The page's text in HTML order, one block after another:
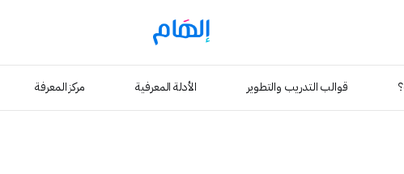
قوالب التدريب والتطوير الأدلة المعرفية مركز المعرفة